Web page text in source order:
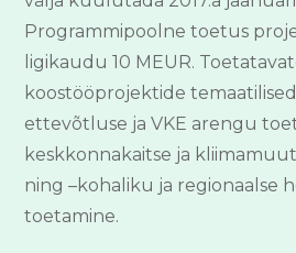
Programmipoolne toetus
ligikaudu 10 MEUR.
koostööprojektide
ettevõtluse ja VKE arengu
keskkonnakaitse ja
ning –kohaliku ja regionaalse
toetamine.